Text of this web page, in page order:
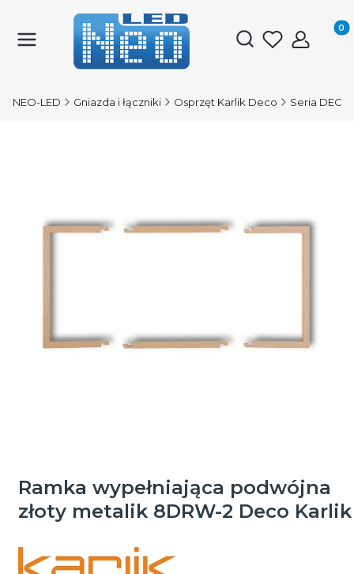
Otwórz
NEO-LED Gniazda i łączniki Osprzęt Karlik Deco Seria
Ramka wypełniająca podwójna
złoty metalik 8DRW-2 Deco Karlik